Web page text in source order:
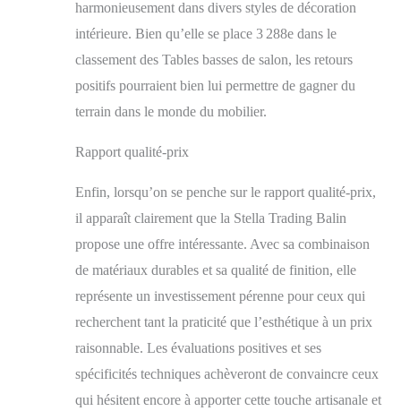
harmonieusement dans divers styles de décoration
intérieure. Bien qu’elle se place 3 288e dans le
classement des Tables basses de salon, les retours
positifs pourraient bien lui permettre de gagner du
terrain dans le monde du mobilier.
Rapport qualité-prix
Enfin, lorsqu’on se penche sur le rapport qualité-prix,
il apparaît clairement que la Stella Trading Balin
propose une offre intéressante. Avec sa combinaison
de matériaux durables et sa qualité de finition, elle
représente un investissement pérenne pour ceux qui
recherchent tant la praticité que l’esthétique à un prix
raisonnable. Les évaluations positives et ses
spécificités techniques achèveront de convaincre ceux
qui hésitent encore à apporter cette touche artisanale et